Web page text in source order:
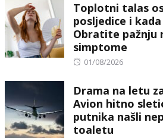
Toplotni talas
posljedice i
Obratite pažnju
simptome
Posted
01/08/2026
Drama na letu
Avion hitno
putnika našli
toaletu